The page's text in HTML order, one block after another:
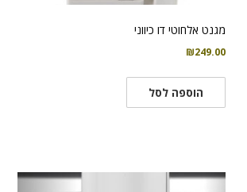
מגנט אלחוטי דו כיווני
₪249.00
הוספה לסל